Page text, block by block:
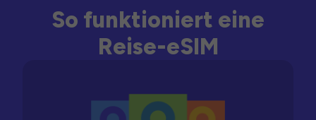
So funktioniert eine
Reise-eSIM